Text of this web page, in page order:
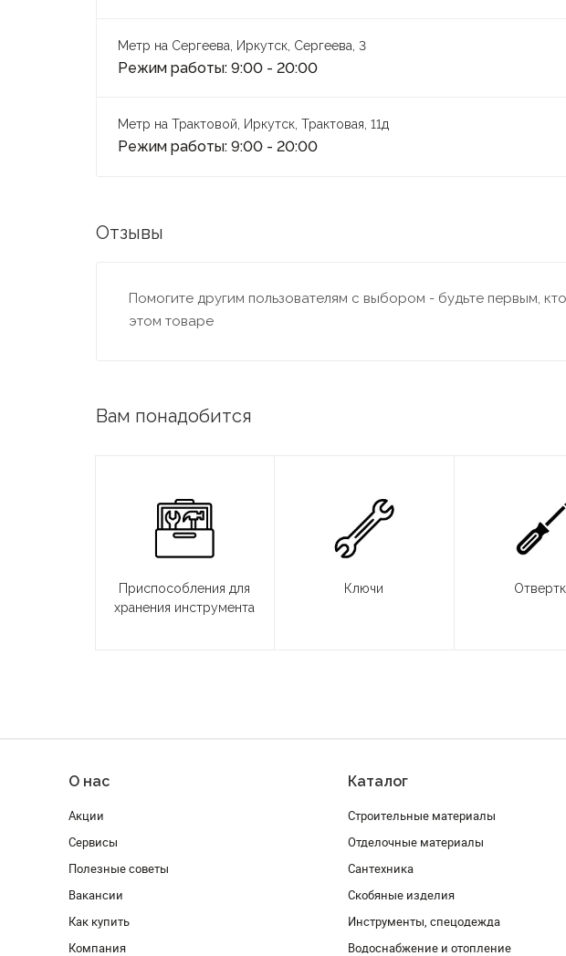
Метр на Сергеева, Иркутск, Сергеева, 3
Режим работы: 9:00 - 20:00
Метр на Трактовой, Иркутск, Трактовая, 11д
Режим работы: 9:00 - 20:00
Отзывы
Помогите другим пользователям с выбором - будьте первым,
этом товаре
Вам понадобится
Приспособления для
хранения инструмента
Ключи
О нас
Акции
Сервисы
Полезные советы
Вакансии
Как купить
Компания
Каталог
Строительные материалы
Отделочные материалы
Сантехника
Скобяные изделия
Инструменты, спецодежда
Водоснабжение и отопление